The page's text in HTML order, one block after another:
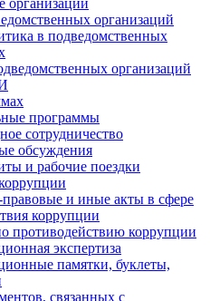
организации
организаций
в подведомственных
организаций
программы
сотрудничество
обсуждения
и рабочие поездки
и иные акты в сфере
коррупции
противодействию коррупции
экспертиза
памятки, буклеты,
связанных с